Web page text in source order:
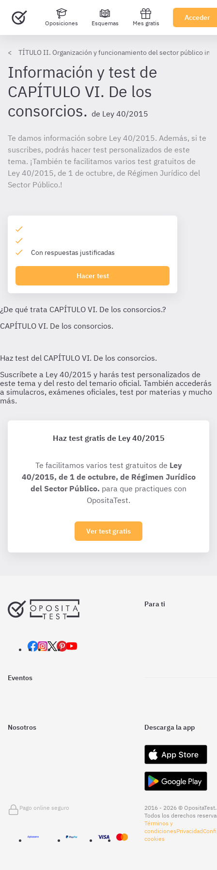
Oposiciones Esquemas Mes gratis
Acceder
TÍTULO II. Organización y funcionamiento del sector público
Información y test de
CAPÍTULO VI. De los
consorcios. de Ley 40/2015
Te damos información sobre Ley 40/2015. Además, si te
suscribes, podrás hacer test personalizados de este
tema. ¡También te facilitamos varios test gratuitos de
Ley 40/2015, de 1 de octubre, de Régimen Jurídico del
Sector Público.!
Con respuestas justificadas
Hacer test
Haz test gratis de Ley 40/2015
Te facilitamos varios test gratuitos de Ley
40/2015, de 1 de octubre, de Régimen Jurídico
del Sector Público. para que practiques con
OpositaTest.
Ver test gratis
Para ti
Eventos
Nosotros Descarga la app
Pago online seguro
2016 - 2026 © OpositaTest.
Todos los derechos
Términos y
condicionesPrivacidad
cookies